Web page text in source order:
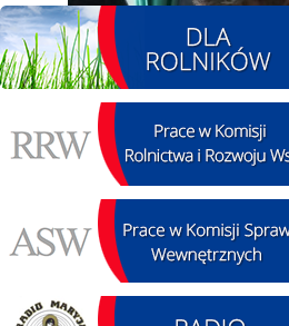
SIERPIEŃ
09
09.08.2026 r. -
Jubileusz OSP. Żerniki
czytaj więcej
SIERPIEŃ
11
11.08.2026 r. -
Popisanie unowy z
firmą Boenig. Łódź
czytaj więcej